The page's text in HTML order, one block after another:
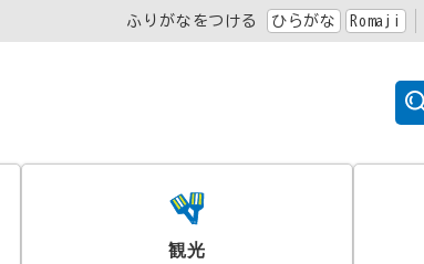
ふりがなをつける ひらがな Romaji
観光